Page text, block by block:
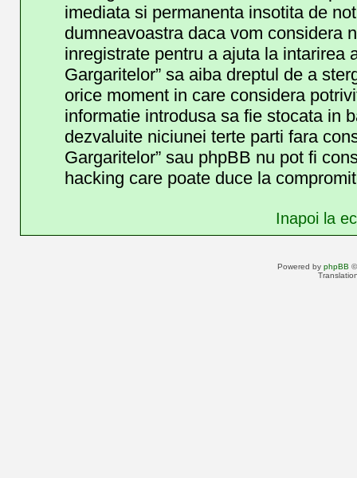
imediata si permanenta insotita de
dumneavoastra daca vom considera
inregistrate pentru a ajuta la intarirea
Gargaritelor” sa aiba dreptul de a
orice moment in care considera
informatie introdusa sa fie stocata in
dezvaluite niciunei terte parti fara
Gargaritelor” sau phpBB nu pot fi
hacking care poate duce la
Inapoi la
Powered by phpBB